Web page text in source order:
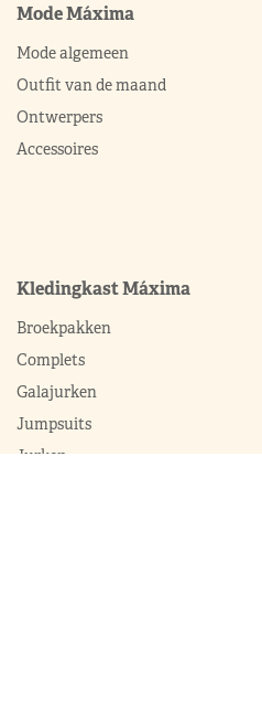
Mode Máxima
Mode algemeen
Outfit van de maand
Ontwerpers
Accessoires
Kledingkast Máxima
Broekpakken
Complets
Galajurken
Jumpsuits
Jurken